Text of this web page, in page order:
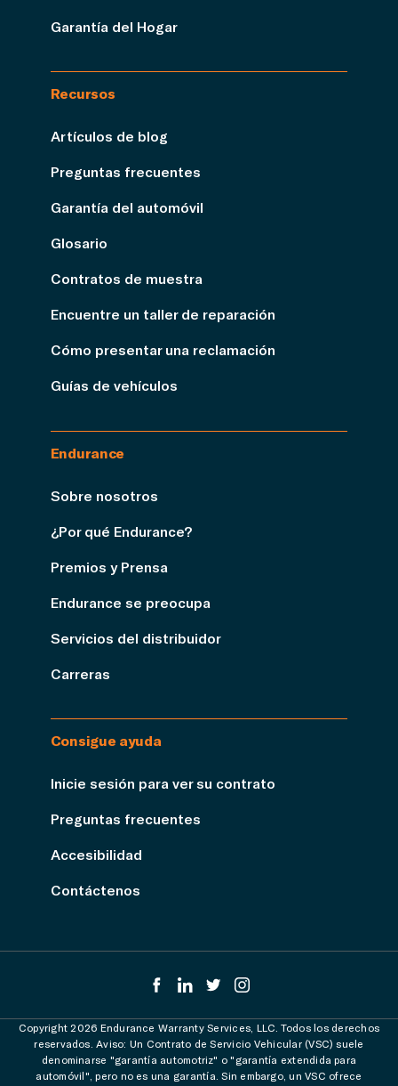
Garantía del Hogar
Recursos
Artículos de blog
Preguntas frecuentes
Garantía del automóvil
Glosario
Contratos de muestra
Encuentre un taller de reparación
Cómo presentar una reclamación
Guías de vehículos
Endurance
Sobre nosotros
¿Por qué Endurance?
Premios y Prensa
Endurance se preocupa
Servicios del distribuidor
Carreras
Consigue ayuda
Inicie sesión para ver su contrato
Preguntas frecuentes
Accesibilidad
Contáctenos
Copyright 2026 Endurance Warranty Services, LLC. Todos los derechos
reservados. Aviso: Un Contrato de Servicio Vehicular (VSC) suele
denominarse "garantía automotriz" o "garantía extendida para
automóvil", pero no es una garantía. Sin embargo, un VSC ofrece